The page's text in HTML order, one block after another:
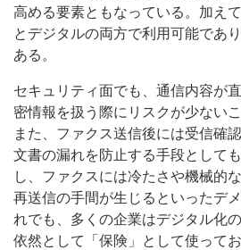
高める要素ともなっている。加え
とデジタルの両方で利用可能であ
ある。
セキュリティ面でも、通信内容が
密情報を扱う際にリスクが少ない
また、ファクス送信後には受信確
文書の漏れを防止する手段として
し、ファクスには冷たさや機械的
再送信の手間が生じるといったデ
れでも、多くの企業はデジタル化
依然として「保険」として使って